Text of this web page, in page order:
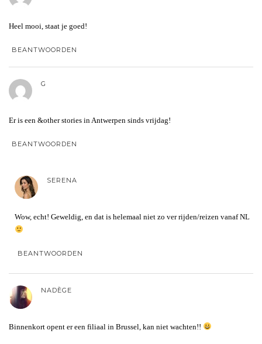
Heel mooi, staat je goed!
BEANTWOORDEN
G
Er is een &other stories in Antwerpen sinds vrijdag!
BEANTWOORDEN
SERENA
Wow, echt! Geweldig, en dat is helemaal niet zo ver rijden/reizen vanaf NL
BEANTWOORDEN
NADÈGE
Binnenkort opent er een filiaal in Brussel, kan niet wachten!!